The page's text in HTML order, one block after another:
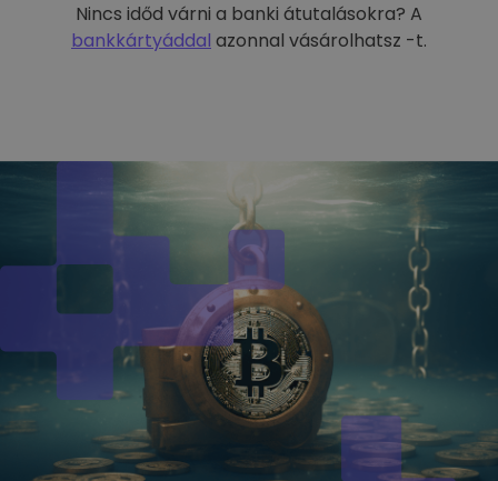
Nincs időd várni a banki átutalásokra? A
bankkártyáddal azonnal vásárolhatsz -t.